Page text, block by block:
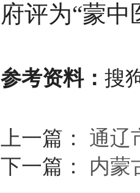
府评为“蒙
参考资料： 搜
上一篇： 通辽
下一篇： 内蒙